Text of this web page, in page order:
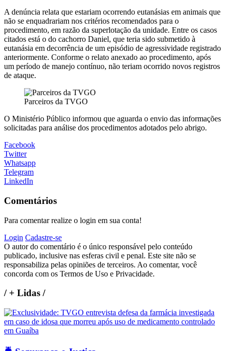
A denúncia relata que estariam ocorrendo eutanásias em animais que
não se enquadrariam nos critérios recomendados para o
procedimento, em razão da superlotação da unidade. Entre os casos
citados está o do cachorro Daniel, que teria sido submetido à
eutanásia em decorrência de um episódio de agressividade registrado
anteriormente. Conforme o relato anexado ao procedimento, após
um período de manejo contínuo, não teriam ocorrido novos registros
de ataque.
Parceiros da TVGO
O Ministério Público informou que aguarda o envio das informações
solicitadas para análise dos procedimentos adotados pelo abrigo.
Facebook
Twitter
Whatsapp
Telegram
LinkedIn
Comentários
Para comentar realize o login em sua conta!
Login Cadastre-se
O autor do comentário é o único responsável pelo conteúdo
publicado, inclusive nas esferas civil e penal. Este site não se
responsabiliza pelas opiniões de terceiros. Ao comentar, você
concorda com os Termos de Uso e Privacidade.
/+ Lidas /